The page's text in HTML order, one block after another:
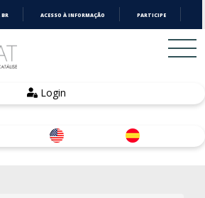
BR ACESSO À INFORMAÇÃO PARTICIPE
Login